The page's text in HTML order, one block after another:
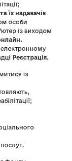
їх надавачів
особи
із виходом
електронному
Реєстрація.
із